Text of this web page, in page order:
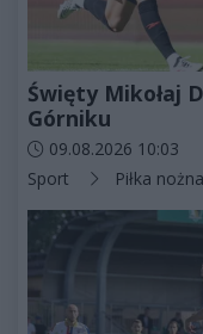
Święty Mikołaj
Górniku
Data dodania artykułu:
09.08.2026 10:03
Kategorie artykułu:
Sport Piłka nożna